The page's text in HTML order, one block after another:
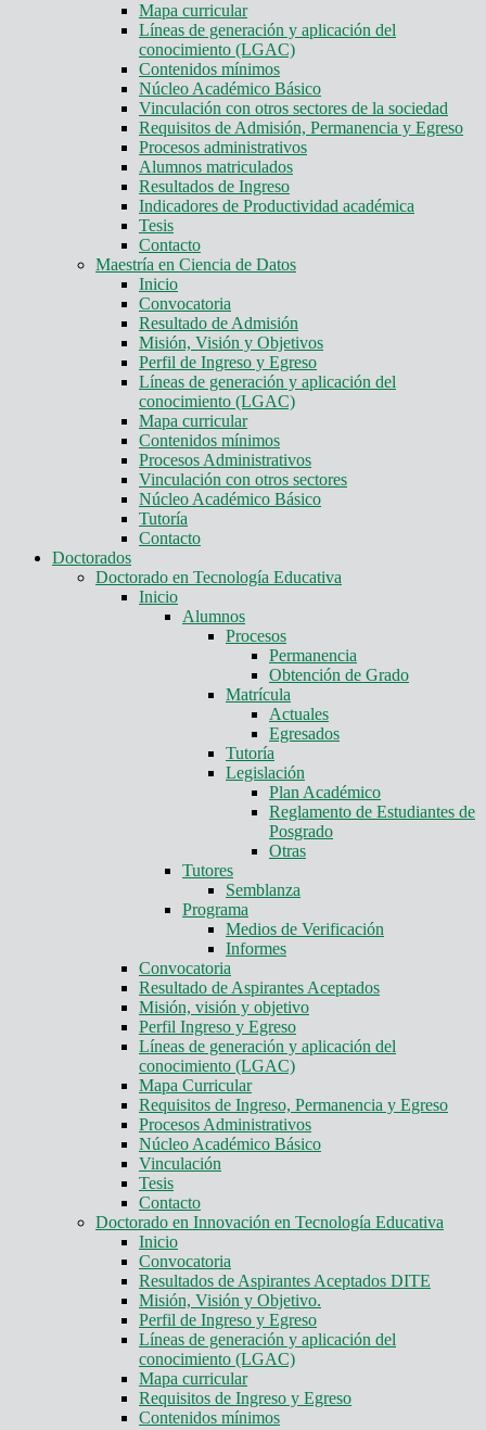
Mapa curricular
Líneas de generación y aplicación del
conocimiento (LGAC)
Contenidos mínimos
Núcleo Académico Básico
Vinculación con otros sectores de la sociedad
Requisitos de Admisión, Permanencia y Egreso
Procesos administrativos
Alumnos matriculados
Resultados de Ingreso
Indicadores de Productividad académica
Tesis
Contacto
Maestría en Ciencia de Datos
Inicio
Convocatoria
Resultado de Admisión
Misión, Visión y Objetivos
Perfil de Ingreso y Egreso
Líneas de generación y aplicación del
conocimiento (LGAC)
Mapa curricular
Contenidos mínimos
Procesos Administrativos
Vinculación con otros sectores
Núcleo Académico Básico
Tutoría
Contacto
Doctorados
Doctorado en Tecnología Educativa
Inicio
Alumnos
Procesos
Permanencia
Obtención de Grado
Matrícula
Actuales
Egresados
Tutoría
Legislación
Plan Académico
Reglamento de Estudiantes de
Posgrado
Otras
Tutores
Semblanza
Programa
Medios de Verificación
Informes
Convocatoria
Resultado de Aspirantes Aceptados
Misión, visión y objetivo
Perfil Ingreso y Egreso
Líneas de generación y aplicación del
conocimiento (LGAC)
Mapa Curricular
Requisitos de Ingreso, Permanencia y Egreso
Procesos Administrativos
Núcleo Académico Básico
Vinculación
Tesis
Contacto
Doctorado en Innovación en Tecnología Educativa
Inicio
Convocatoria
Resultados de Aspirantes Aceptados DITE
Misión, Visión y Objetivo.
Perfil de Ingreso y Egreso
Líneas de generación y aplicación del
conocimiento (LGAC)
Mapa curricular
Requisitos de Ingreso y Egreso
Contenidos mínimos